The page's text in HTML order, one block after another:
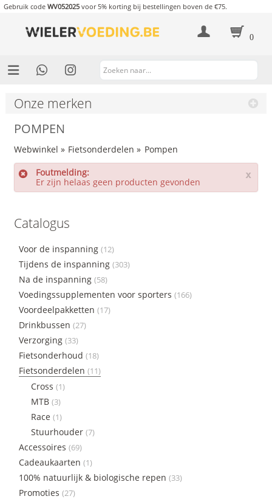
Gebruik code WV052025voor 5% korting bij bestellingen boven de €75.
0
Onze merken
POMPEN
Webwinkel » Fietsonderdelen » Pompen
Foutmelding:
Er zijn helaas geen producten gevonden
x
Catalogus
Voor de inspanning (12)
Tijdens de inspanning (303)
Na de inspanning (58)
Voedingssupplementen voor sporters (166)
Voordeelpakketten (17)
Drinkbussen (27)
Verzorging (33)
Fietsonderhoud (18)
Fietsonderdelen (11)
Cross (1)
MTB (3)
Race (1)
Stuurhouder (7)
Accessoires (69)
Cadeaukaarten (1)
100% natuurlijk & biologische repen (33)
Promoties (27)